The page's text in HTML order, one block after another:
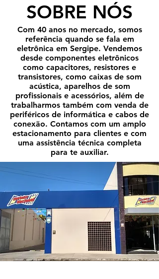
SOBRE NÓS
Com 40 anos no mercado, somos
referência quando se fala em
eletrônica em Sergipe. Vendemos
desde componentes eletrônicos
como capacitores, resistores e
transistores, como caixas de som
acústica, aparelhos de som
profissionais e acessórios, além de
trabalharmos também com venda de
periféricos de informática e cabos de
conexão. Contamos com um amplo
estacionamento para clientes e com
uma assistência técnica completa
para te auxiliar.